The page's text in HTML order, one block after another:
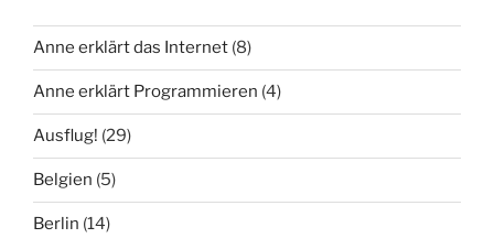
Anne erklärt das Internet (8)
Anne erklärt Programmieren (4)
Ausflug! (29)
Belgien (5)
Berlin (14)